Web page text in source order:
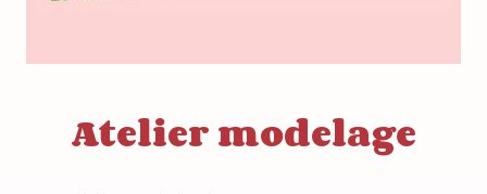
Atelier modelage